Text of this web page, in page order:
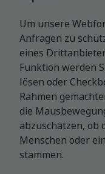
Um unsere
Anfragen zu
eines
Funktion werden
lösen oder
Rahmen
die
abzuschätzen, ob
Menschen oder
stammen.